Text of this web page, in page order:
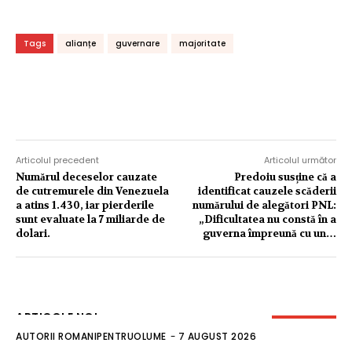
Tags alianțe guvernare majoritate
Articolul precedent
Numărul deceselor cauzate
de cutremurele din Venezuela
a atins 1.430, iar pierderile
sunt evaluate la 7 miliarde de
dolari.
Articolul următor
Predoiu susține că a
identificat cauzele scăderii
numărului de alegători PNL:
„Dificultatea nu constă în a
guverna împreună cu un…
ARTICOLE NOI
AUTORII ROMANIPENTRUOLUME - 7 AUGUST 2026